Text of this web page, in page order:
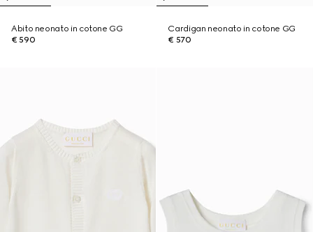
Abito neonato in cotone GG
€ 590
Cardigan neonato in cotone GG
€ 570